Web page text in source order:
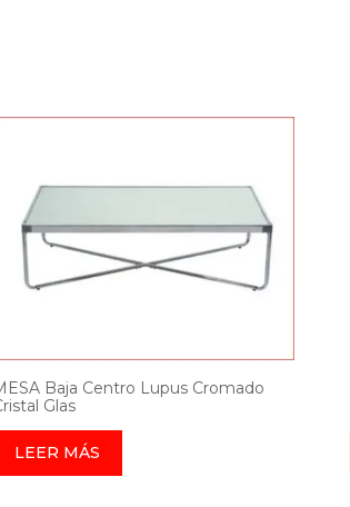
Baja Centro Lupus Cromado
Glas
LEER MÁS